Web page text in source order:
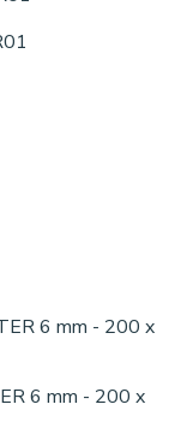
6 mm - 200 x